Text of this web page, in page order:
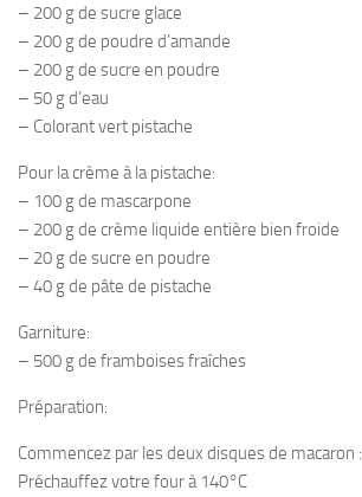
– 200 g de sucre glace
– 200 g de poudre d’amande
– 200 g de sucre en poudre
– 50 g d’eau
– Colorant vert pistache
Pour la crème à la pistache:
– 100 g de mascarpone
– 200 g de crème liquide entière bien froide
– 20 g de sucre en poudre
– 40 g de pâte de pistache
Garniture:
– 500 g de framboises fraîches
Préparation:
Commencez par les deux disques de macaron :
Préchauffez votre four à 140°C